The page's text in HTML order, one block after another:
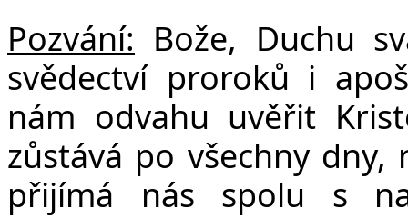
Pozvání: Bože, Duchu
svědectví proroků i
nám odvahu uvěřit
zůstává po všechny dny,
přijímá nás spolu s